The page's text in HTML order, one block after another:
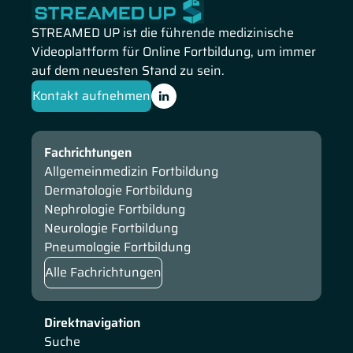
STREAMED UP ist die führende medizinische
Videoplattform für Online Fortbildung, um immer
auf dem neuesten Stand zu sein.
Kontakt aufnehmen
Direktnavigation
Suche
Fachrichtungen
Allgemeinmedizin Fortbildung
Dermatologie Fortbildung
Nephrologie Fortbildung
Neurologie Fortbildung
Pneumologie Fortbildung
Alle Fachrichtungen